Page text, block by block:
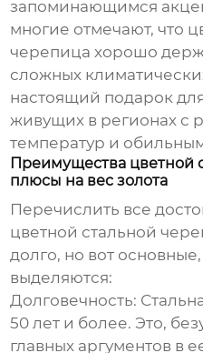
запоминающимся
многие отмечают, что
черепица хорошо
сложных
настоящий подарок
живущих в регионах с
температур и
Преимущества цветной
плюсы на вес золота
Перечислить все
цветной стальной
долго, но вот
выделяются:
Долговечность:
50 лет и более. Это,
главных аргументов в